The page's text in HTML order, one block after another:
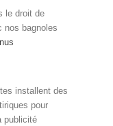
le droit de
nos bagnoles
installent des
pour
publicité